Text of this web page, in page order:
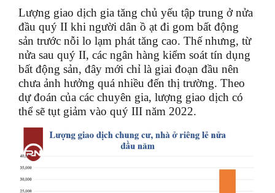
Lượng giao dịch gia tăng chủ yếu tập trung ở nửa
đầu quý II khi người dân ồ ạt đi gom bất động
sản trước nỗi lo lạm phát tăng cao. Thế nhưng, từ
nửa sau quý II, các ngân hàng kiểm soát tín dụng
bất động sản, đây mới chỉ là giai đoạn đầu nên
chưa ảnh hưởng quá nhiều đến thị trường. Theo
dự đoán của các chuyên gia, lượng giao dịch có
thể sẽ tụt giảm vào quý III năm 2022.